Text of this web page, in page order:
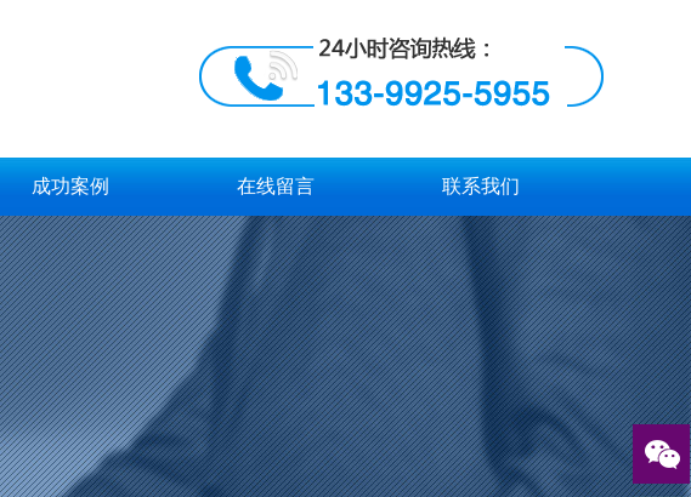
成功案例 在线留言 联系我们